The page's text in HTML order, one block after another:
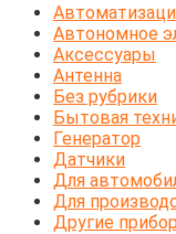
Автономное
Аксессуары
Антенна
Без рубрики
Бытовая
Генератор
Датчики
Для
Для
Другие